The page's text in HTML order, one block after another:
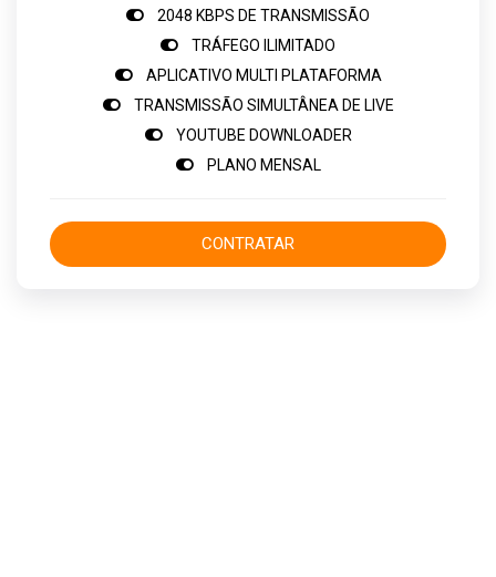
2048 KBPS DE TRANSMISSÃO
TRÁFEGO ILIMITADO
APLICATIVO MULTI PLATAFORMA
TRANSMISSÃO SIMULTÂNEA DE LIVE
YOUTUBE DOWNLOADER
PLANO MENSAL
CONTRATAR